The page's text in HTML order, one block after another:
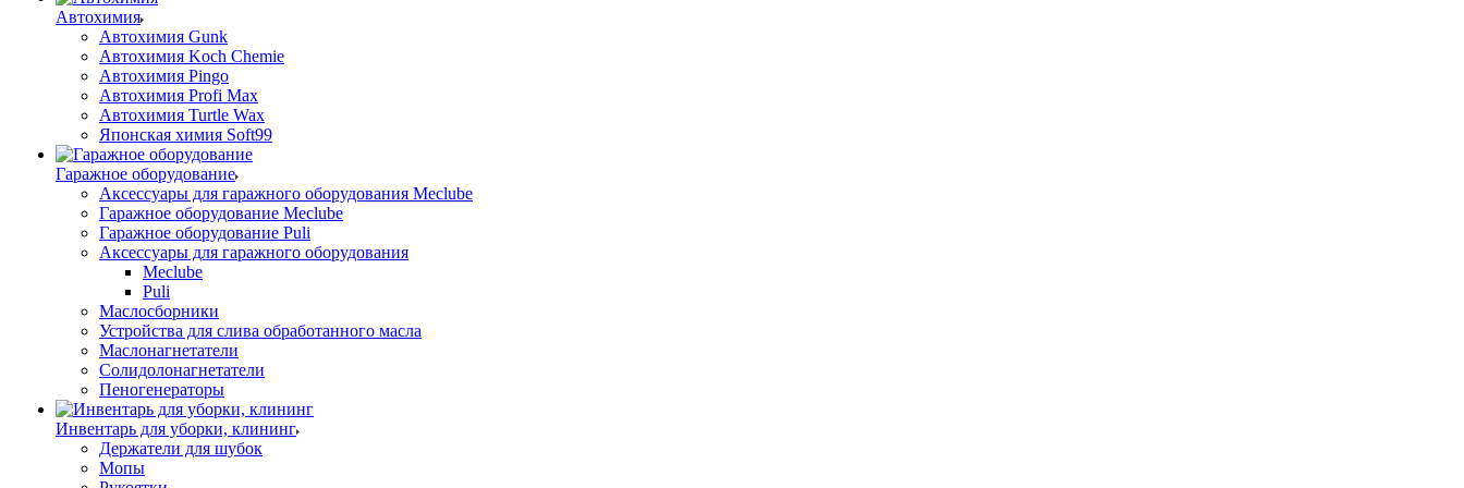
Автохимия
Автохимия Gunk
Автохимия Koch Chemie
Автохимия Pingo
Автохимия Profi Max
Автохимия Turtle Wax
Японская химия Soft99
Гаражное оборудование
Аксессуары для гаражного оборудования Meclube
Гаражное оборудование Meclube
Гаражное оборудование Puli
Аксессуары для гаражного оборудования
Meclube
Puli
Маслосборники
Устройства для слива обработанного масла
Маслонагнетатели
Солидолонагнетатели
Пеногенераторы
Инвентарь для уборки, клининг
Держатели для шубок
Мопы